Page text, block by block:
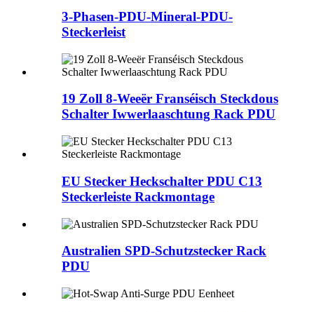
3-Phasen-PDU-Mineral-PDU-
Steckerleist
19 Zoll 8-Weeër Franséisch Steckdous
Schalter Iwwerlaaschtung Rack PDU
EU Stecker Heckschalter PDU C13
Steckerleiste Rackmontage
Australien SPD-Schutzstecker Rack
PDU